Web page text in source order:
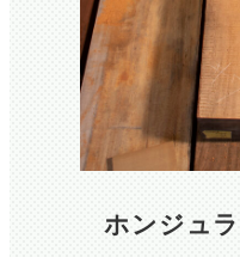
ホンジュ